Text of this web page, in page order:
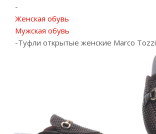
-
Женская обувь
Мужская обувь
-Туфли открытые женские Marco Tozzi